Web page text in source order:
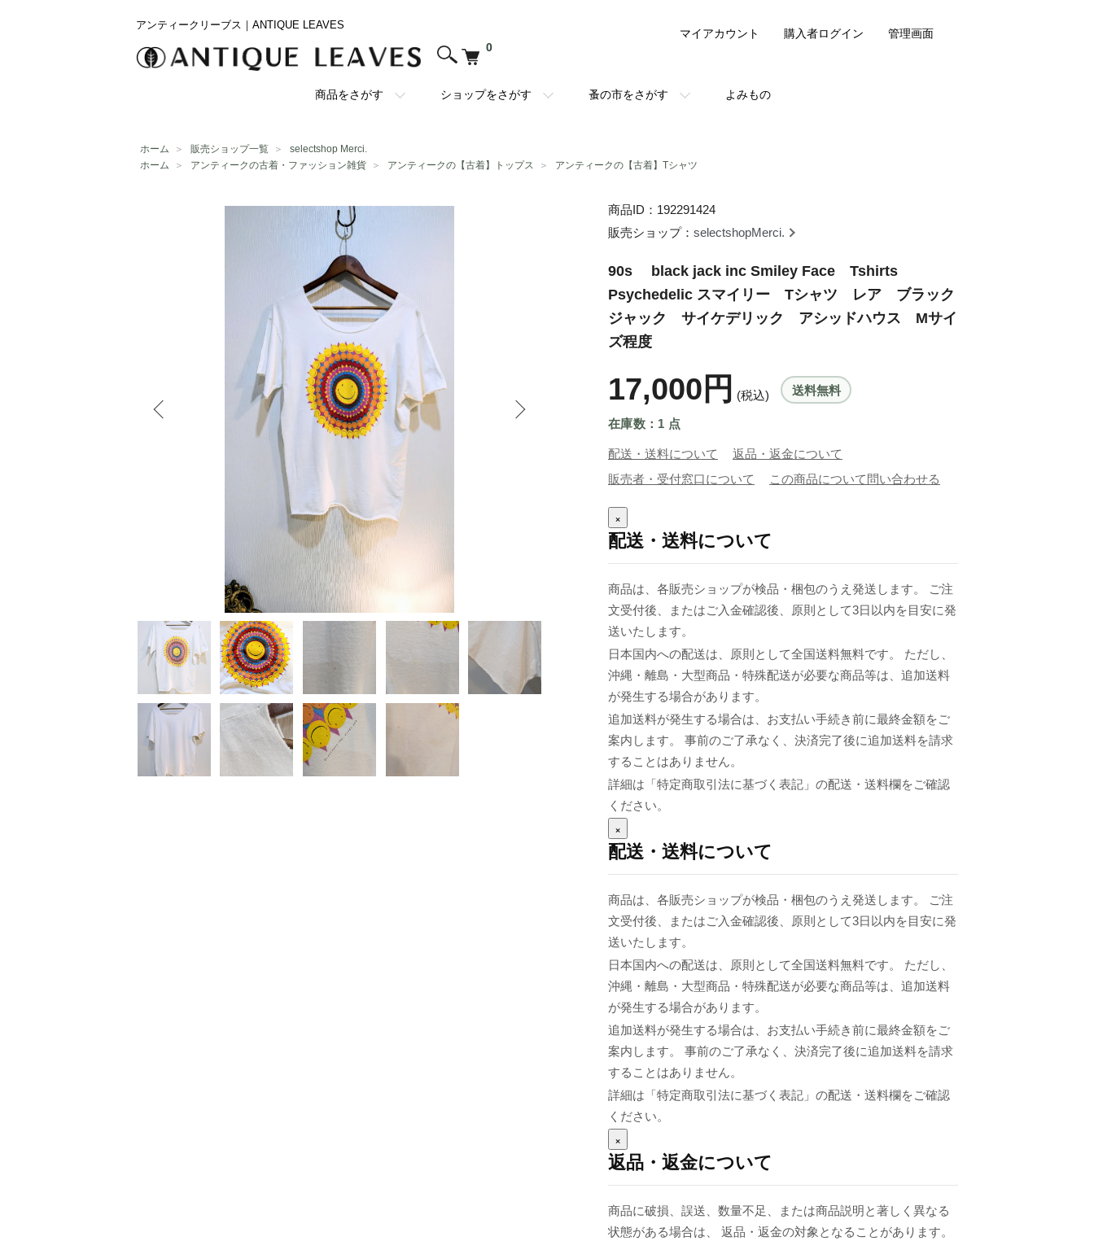
アンティークリーブス｜ANTIQUE LEAVES
0
商品をさがす ショップをさがす 蚤の市をさがす よみもの
マイアカウント 購入者ログイン 管理画面
ホーム ＞ 販売ショップ一覧 ＞
selectshop Merci.
ホーム
＞ アンティークの古着・ファッション雑貨 ＞ アンティークの【古着】トップス ＞ アンティークの【古着】Tシャツ
商品ID：192291424
販売ショップ： selectshopMerci.
90s black jack inc Smiley Face Tshirts
Psychedelic スマイリー Tシャツ レア ブラック
ジャック サイケデリック アシッドハウス Mサイ
ズ程度
17,000円 (税込) 送料無料
在庫数：1 点
配送・送料について
返品・返金について
販売者・受付窓口について
この商品について問い合わせる
×
配送・送料について
商品は、各販売ショップが検品・梱包のうえ発送します。 ご注
文受付後、またはご入金確認後、原則として3日以内を目安に発
送いたします。
日本国内への配送は、原則として全国送料無料です。 ただし、
沖縄・離島・大型商品・特殊配送が必要な商品等は、追加送料
が発生する場合があります。
追加送料が発生する場合は、お支払い手続き前に最終金額をご
案内します。 事前のご了承なく、決済完了後に追加送料を請求
することはありません。
詳細は「特定商取引法に基づく表記」の配送・送料欄をご確認
ください。
×
配送・送料について
商品は、各販売ショップが検品・梱包のうえ発送します。 ご注
文受付後、またはご入金確認後、原則として3日以内を目安に発
送いたします。
日本国内への配送は、原則として全国送料無料です。 ただし、
沖縄・離島・大型商品・特殊配送が必要な商品等は、追加送料
が発生する場合があります。
追加送料が発生する場合は、お支払い手続き前に最終金額をご
案内します。 事前のご了承なく、決済完了後に追加送料を請求
することはありません。
詳細は「特定商取引法に基づく表記」の配送・送料欄をご確認
ください。
×
返品・返金について
商品に破損、誤送、数量不足、または商品説明と著しく異なる
状態がある場合は、 返品・返金の対象となることがあります。